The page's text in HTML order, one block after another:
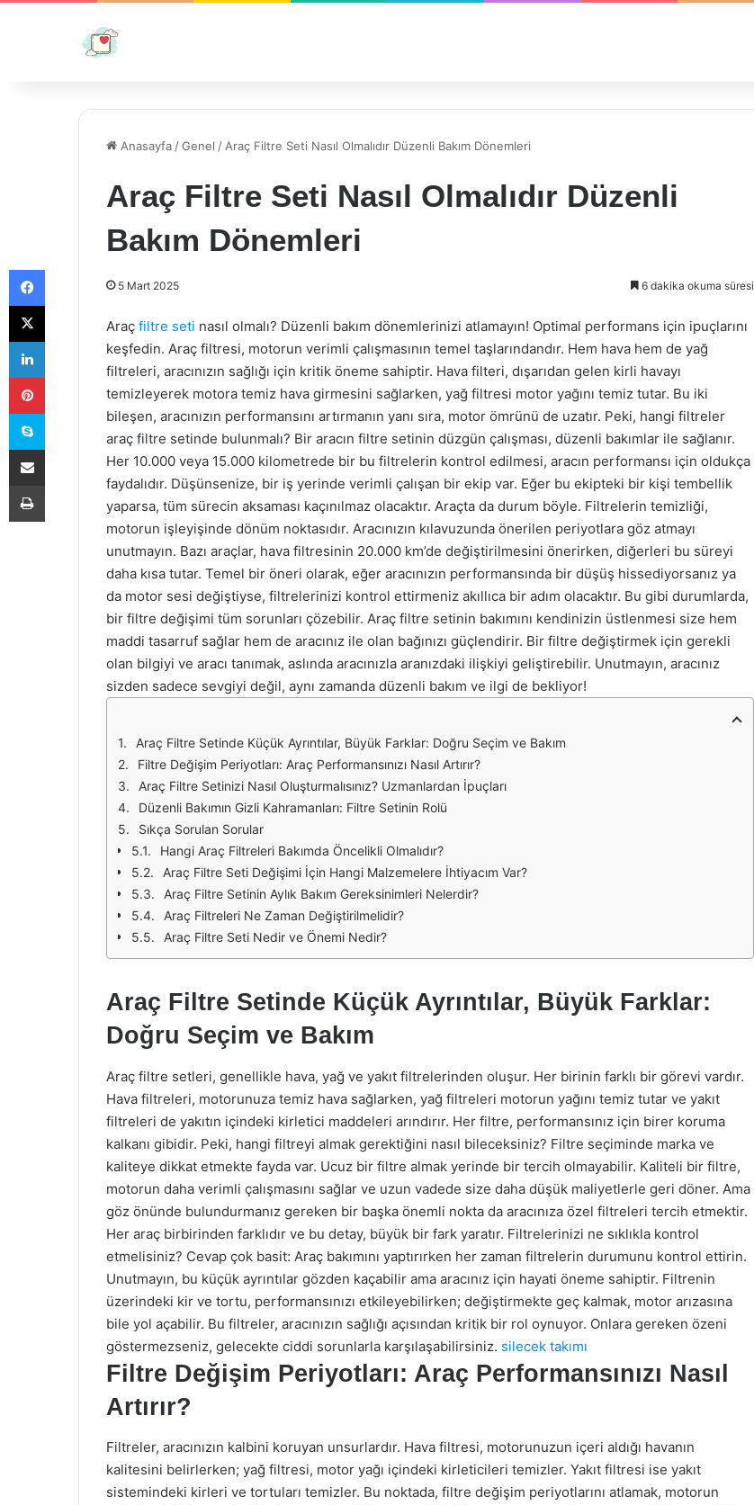
Anasayfa /Genel / Araç Filtre Seti Nasıl Olmalıdır Düzenli Bakım Dönemleri
Araç Filtre Seti Nasıl Olmalıdır Düzenli
Bakım Dönemleri
5 Mart 2025 6 dakika okuma süresi
Araç filtre seti nasıl olmalı? Düzenli bakım dönemlerinizi atlamayın! Optimal performans için ipuçlarını
keşfedin. Araç filtresi, motorun verimli çalışmasının temel taşlarındandır. Hem hava hem de yağ
filtreleri, aracınızın sağlığı için kritik öneme sahiptir. Hava filteri, dışarıdan gelen kirli havayı
temizleyerek motora temiz hava girmesini sağlarken, yağ filtresi motor yağını temiz tutar. Bu iki
bileşen, aracınızın performansını artırmanın yanı sıra, motor ömrünü de uzatır. Peki, hangi filtreler
araç filtre setinde bulunmalı? Bir aracın filtre setinin düzgün çalışması, düzenli bakımlar ile sağlanır.
Her 10.000 veya 15.000 kilometrede bir bu filtrelerin kontrol edilmesi, aracın performansı için oldukça
faydalıdır. Düşünsenize, bir iş yerinde verimli çalışan bir ekip var. Eğer bu ekipteki bir kişi tembellik
yaparsa, tüm sürecin aksaması kaçınılmaz olacaktır. Araçta da durum böyle. Filtrelerin temizliği,
motorun işleyişinde dönüm noktasıdır. Aracınızın kılavuzunda önerilen periyotlara göz atmayı
unutmayın. Bazı araçlar, hava filtresinin 20.000 km’de değiştirilmesini önerirken, diğerleri bu süreyi
daha kısa tutar. Temel bir öneri olarak, eğer aracınızın performansında bir düşüş hissediyorsanız ya
da motor sesi değiştiyse, filtrelerinizi kontrol ettirmeniz akıllıca bir adım olacaktır. Bu gibi durumlarda,
bir filtre değişimi tüm sorunları çözebilir. Araç filtre setinin bakımını kendinizin üstlenmesi size hem
maddi tasarruf sağlar hem de aracınız ile olan bağınızı güçlendirir. Bir filtre değiştirmek için gerekli
olan bilgiyi ve aracı tanımak, aslında aracınızla aranızdaki ilişkiyi geliştirebilir. Unutmayın, aracınız
sizden sadece sevgiyi değil, aynı zamanda düzenli bakım ve ilgi de bekliyor!
Araç Filtre Setinde Küçük Ayrıntılar, Büyük Farklar: Doğru Seçim ve Bakım
Filtre Değişim Periyotları: Araç Performansınızı Nasıl Artırır?
Araç Filtre Setinizi Nasıl Oluşturmalısınız? Uzmanlardan İpuçları
Düzenli Bakımın Gizli Kahramanları: Filtre Setinin Rolü
Sıkça Sorulan Sorular
Hangi Araç Filtreleri Bakımda Öncelikli Olmalıdır?
Araç Filtre Seti Değişimi İçin Hangi Malzemelere İhtiyacım Var?
Araç Filtre Setinin Aylık Bakım Gereksinimleri Nelerdir?
Araç Filtreleri Ne Zaman Değiştirilmelidir?
Araç Filtre Seti Nedir ve Önemi Nedir?
Araç Filtre Setinde Küçük Ayrıntılar, Büyük Farklar:
Doğru Seçim ve Bakım
Araç filtre setleri, genellikle hava, yağ ve yakıt filtrelerinden oluşur. Her birinin farklı bir görevi vardır.
Hava filtreleri, motorunuza temiz hava sağlarken, yağ filtreleri motorun yağını temiz tutar ve yakıt
filtreleri de yakıtın içindeki kirletici maddeleri arındırır. Her filtre, performansınız için birer koruma
kalkanı gibidir. Peki, hangi filtreyi almak gerektiğini nasıl bileceksiniz? Filtre seçiminde marka ve
kaliteye dikkat etmekte fayda var. Ucuz bir filtre almak yerinde bir tercih olmayabilir. Kaliteli bir filtre,
motorun daha verimli çalışmasını sağlar ve uzun vadede size daha düşük maliyetlerle geri döner. Ama
göz önünde bulundurmanız gereken bir başka önemli nokta da aracınıza özel filtreleri tercih etmektir.
Her araç birbirinden farklıdır ve bu detay, büyük bir fark yaratır. Filtrelerinizi ne sıklıkla kontrol
etmelisiniz? Cevap çok basit: Araç bakımını yaptırırken her zaman filtrelerin durumunu kontrol ettirin.
Unutmayın, bu küçük ayrıntılar gözden kaçabilir ama aracınız için hayati öneme sahiptir. Filtrenin
üzerindeki kir ve tortu, performansınızı etkileyebilirken; değiştirmekte geç kalmak, motor arızasına
bile yol açabilir. Bu filtreler, aracınızın sağlığı açısından kritik bir rol oynuyor. Onlara gereken özeni
göstermezseniz, gelecekte ciddi sorunlarla karşılaşabilirsiniz. silecek takımı
Filtre Değişim Periyotları: Araç Performansınızı Nasıl
Artırır?
Filtreler, aracınızın kalbini koruyan unsurlardır. Hava filtresi, motorunuzun içeri aldığı havanın
kalitesini belirlerken; yağ filtresi, motor yağı içindeki kirleticileri temizler. Yakıt filtresi ise yakıt
sistemindeki kirleri ve tortuları temizler. Bu noktada, filtre değişim periyotlarını atlamak, motorun
Facebook
X
LinkedIn
Pinterest
Skype
E-Posta ile paylaş